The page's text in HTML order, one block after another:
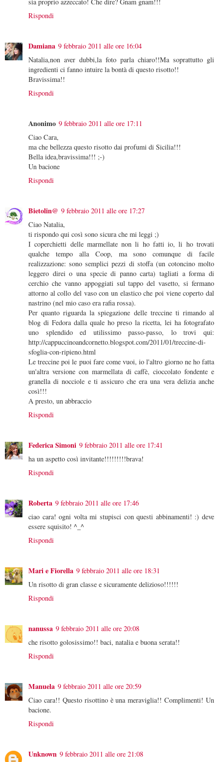
Rispondi
Damiana 9 febbraio 2011 alle ore 16:04
Natalia,non aver dubbi,la foto parla chiaro!!Ma soprattutto gli
ingredienti ci fanno intuire la bontà di questo risotto!!
Bravissima!!
Rispondi
Anonimo 9 febbraio 2011 alle ore 17:11
Ciao Cara,
ma che bellezza questo risotto dai profumi di Sicilia!!!
Bella idea,bravissima!!! ;-)
Un bacione
Rispondi
Bietolin@ 9 febbraio 2011 alle ore 17:27
Ciao Natalia,
ti rispondo qui così sono sicura che mi leggi ;)
I coperchietti delle marmellate non li ho fatti io, li ho trovati
qualche tempo alla Coop, ma sono comunque di facile
realizzazione: sono semplici pezzi di stoffa (un cotoncino molto
leggero direi o una specie di panno carta) tagliati a forma di
cerchio che vanno appoggiati sul tappo del vasetto, si fermano
attorno al collo del vaso con un elastico che poi viene coperto dal
nastrino (nel mio caso era rafia rossa).
Per quanto riguarda la spiegazione delle treccine ti rimando al
blog di Fedora dalla quale ho preso la ricetta, lei ha fotografato
uno splendido ed utilissimo passo-passo, lo trovi qui:
http://cappuccinoandcornetto.blogspot.com/2011/01/treccine-di-
sfoglia-con-ripieno.html
Le treccine poi le puoi fare come vuoi, io l'altro giorno ne ho fatta
un'altra versione con marmellata di caffè, cioccolato fondente e
granella di nocciole e ti assicuro che era una vera delizia anche
così!!!
A presto, un abbraccio
Rispondi
Federica Simoni 9 febbraio 2011 alle ore 17:41
ha un aspetto così invitante!!!!!!!!!brava!
Rispondi
Roberta 9 febbraio 2011 alle ore 17:46
ciao cara! ogni volta mi stupisci con questi abbinamenti! :) deve
essere squisito! ^_^
Rispondi
Mari e Fiorella 9 febbraio 2011 alle ore 18:31
Un risotto di gran classe e sicuramente delizioso!!!!!!
Rispondi
nanussa 9 febbraio 2011 alle ore 20:08
che risotto golosissimo!! baci, natalia e buona serata!!
Rispondi
Manuela 9 febbraio 2011 alle ore 20:59
Ciao cara!! Questo risottino è una meraviglia!! Complimenti! Un
bacione.
Rispondi
Unknown 9 febbraio 2011 alle ore 21:08